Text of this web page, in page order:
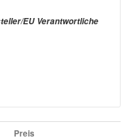
EU Verantwortliche
Preis